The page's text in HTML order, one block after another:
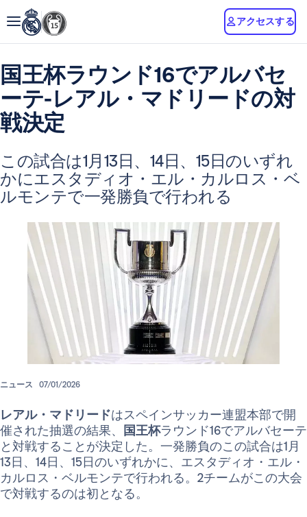
アクセスする
国王杯ラウンド16でアルバセ
ーテ-レアル・マドリードの対
戦決定
この試合は1月13日、14日、15日のいずれ
かにエスタディオ・エル・カルロス・ベ
ルモンテで一発勝負で行われる
ニュース 07/01/2026
レアル・マドリードはスペインサッカー連盟本部で開
催された抽選の結果、
国王杯ラウンド16でアルバセーテ
と対戦することが決定した。一発勝負のこの試合は1月
13日、14日、15日のいずれかに、エスタディオ・エル・
カルロス・ベルモンテで行われる。2チームがこの大会
で対戦するのは初となる。